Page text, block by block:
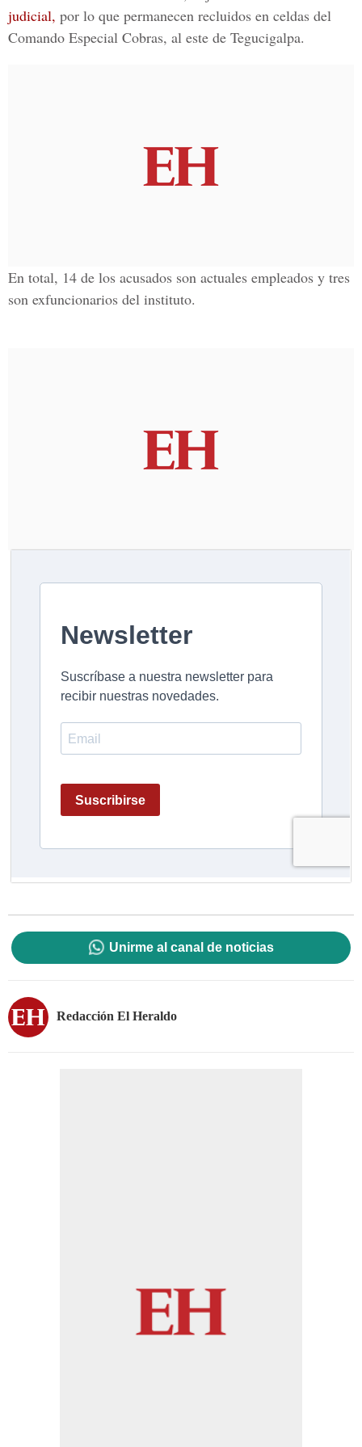
judicial, por lo que permanecen recluidos en celdas del
Comando Especial Cobras, al este de Tegucigalpa.
En total, 14 de los acusados son actuales empleados y tres
son exfuncionarios del instituto.
Unirme al canal de noticias
Redacción El Heraldo